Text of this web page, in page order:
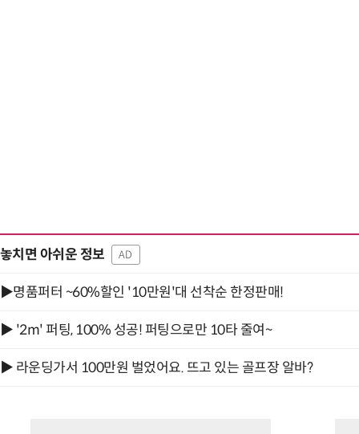
놓치면 아쉬운 정보 AD
▶명품퍼터 ~60%할인 '10만원'대 선착순 한정판매!
▶ '2m' 퍼팅, 100% 성공! 퍼팅으로만 10타 줄여~
▶ 라운딩가서 100만원 벌었어요. 뜨고 있는 골프장 알바?